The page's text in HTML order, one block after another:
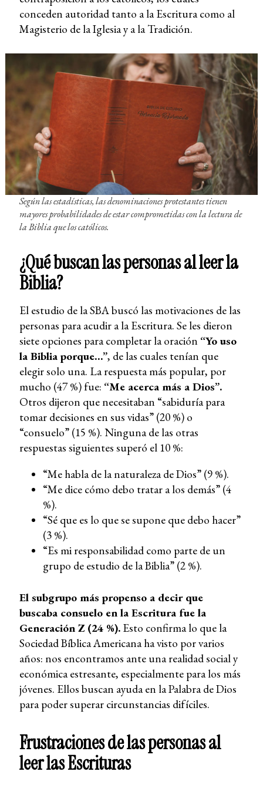
conceden autoridad tanto a la Escritura como al
Magisterio de la Iglesia y a la Tradición.
Según las estadísticas, las denominaciones protestantes tienen
mayores probabilidades de estar comprometidas con la lectura de
la Biblia que los católicos.
¿Qué buscan las personas al leer la
Biblia?
El estudio de la SBA buscó las motivaciones de las
personas para acudir a la Escritura. Se les dieron
siete opciones para completar la oración “Yo uso
la Biblia porque…”, de las cuales tenían que
elegir solo una. La respuesta más popular, por
mucho (47 %) fue: “Me acerca más a Dios”.
Otros dijeron que necesitaban “sabiduría para
tomar decisiones en sus vidas” (20 %) o
“consuelo” (15 %). Ninguna de las otras
respuestas siguientes superó el 10 %:
“Me habla de la naturaleza de Dios” (9 %).
“Me dice cómo debo tratar a los demás” (4
%).
“Sé que es lo que se supone que debo hacer”
(3 %).
“Es mi responsabilidad como parte de un
grupo de estudio de la Biblia” (2 %).
El subgrupo más propenso a decir que
buscaba consuelo en la Escritura fue la
Generación Z (24 %).Esto confirma lo que la
Sociedad Bíblica Americana ha visto por varios
años: nos encontramos ante una realidad social y
económica estresante, especialmente para los más
jóvenes. Ellos buscan ayuda en la Palabra de Dios
para poder superar circunstancias difíciles.
Frustraciones de las personas al
leer las Escrituras